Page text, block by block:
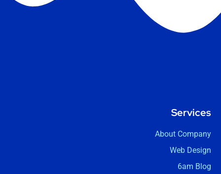
Services
About Company
Web Design
6am Blog